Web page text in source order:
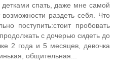
спать, даже мне самой
раздеть себя. Что
поступить:стоит пробовать
с дочерью сидеть до
2 года и 5 месяцев, девочка
общительная...